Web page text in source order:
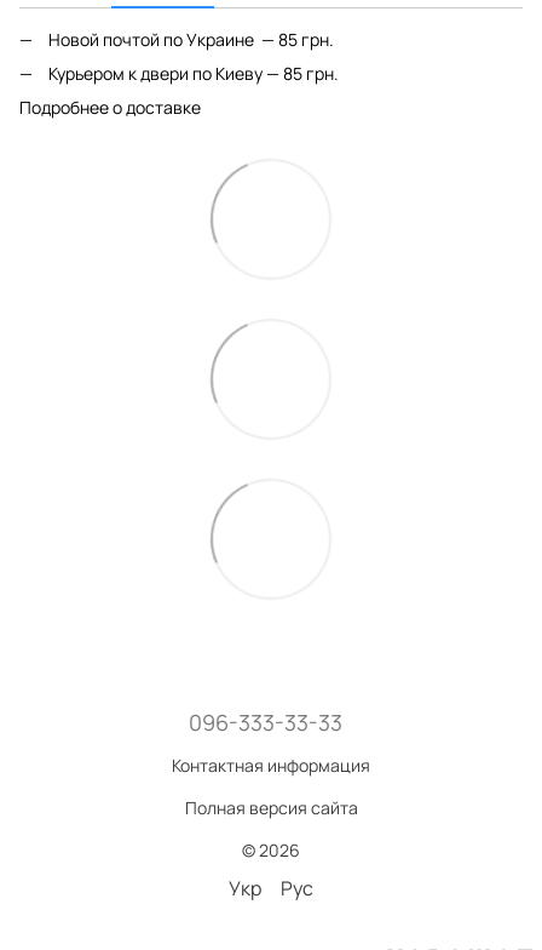
Новой почтой по Украине — 85 грн.
Курьером к двери по Киеву — 85 грн.
Подробнее о доставке
096-333-33-33
Контактная информация
Полная версия сайта
© 2026
Укр Рус